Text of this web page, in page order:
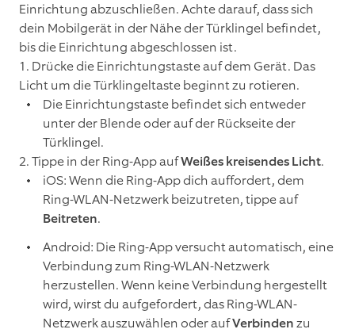
Einrichtung abzuschließen. Achte darauf, dass sich
dein Mobilgerät in der Nähe der Türklingel befindet,
bis die Einrichtung abgeschlossen ist.
1. Drücke die Einrichtungstaste auf dem Gerät. Das
Licht um die Türklingeltaste beginnt zu rotieren.
Die Einrichtungstaste befindet sich entweder
unter der Blende oder auf der Rückseite der
Türklingel.
2. Tippe in der Ring-App aufWeißes kreisendes Licht.
iOS: Wenn die Ring-App dich auffordert, dem
Ring-WLAN-Netzwerk beizutreten, tippe auf
Beitreten.
Android: Die Ring-App versucht automatisch, eine
Verbindung zum Ring-WLAN-Netzwerk
herzustellen. Wenn keine Verbindung hergestellt
wird, wirst du aufgefordert, das Ring-WLAN-
Netzwerk auszuwählen oder aufVerbindenzu